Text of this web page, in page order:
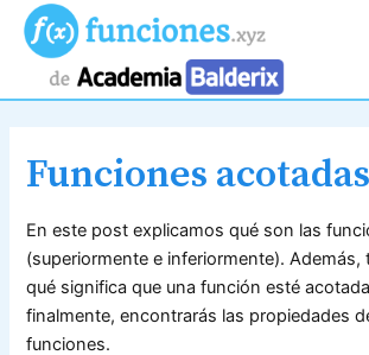
contenido
Funciones acotadas
En este post explicamos qué son las
(superiormente e inferiormente). Además,
qué significa que una función esté
finalmente, encontrarás las propiedades
funciones.